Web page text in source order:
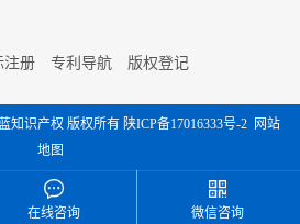
注册 专利导航 版权登记
知识产权版权所有 陕ICP备17016333号-2
网站
地图
在线咨询 微信咨询